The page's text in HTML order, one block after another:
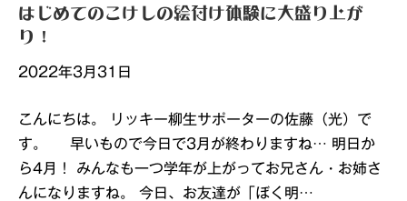
はじめてのこけしの絵付け体験に大盛り上が
り！
2022年3月31日
こんにちは。 リッキー柳生サポーターの佐藤（光）で
す。 早いもので今日で3月が終わりますね… 明日か
ら4月！ みんなも一つ学年が上がってお兄さん・お姉さ
んになりますね。 今日、お友達が「ぼく明…